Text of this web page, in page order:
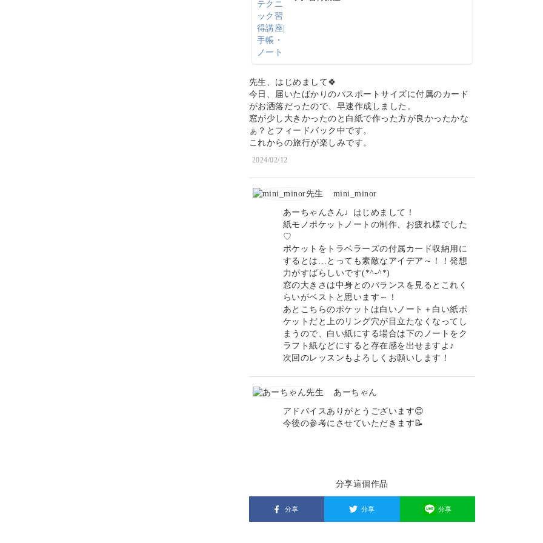
先生、はじめまして🍀
今日、届いたばかりのパスポートサイズに付属のカード
がお洒落だったので、早速作成しました。
窓が少し大きかったのと白紙で作った方が良かったかな
ぁ？とフィードバック中です。
これからの旅行が楽しみです。
2024/02/12
mini_minor
あーちゃんさん♩はじめまして！
紙モノポケットノートの制作、お疲れ様でした
♡
ポケットをトラベラーズの付属カード収納用に
するとは…とっても素敵なアイデア～！！発想
力がすばらしいです(*^-^*)
窓の大きさは中身とのバランスを見るとこれく
らいがベストと思います～！
あとこちらのポケットは白いノート＋白い紙ポ
ケットだと上のリング穴が目立たなくなってし
まうので、白い紙にする場合は下のノートをク
ラフト紙などにすると存在感を出せますよ♪
次回のレッスンもよろしくお願いします！
あーちゃん
アドバイスありがとうございます😊
今後の参考にさせていただきます📝
分享這個作品
分享 分享 分享